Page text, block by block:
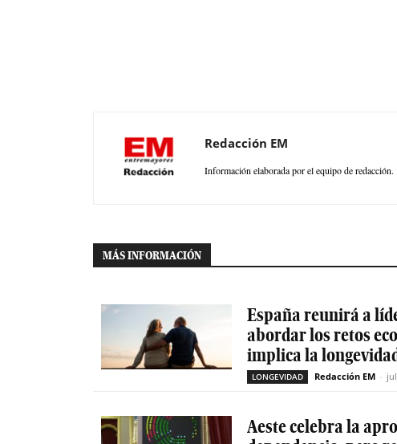
Redacción EM
Información elaborada por el equipo de redacción.
MÁS INFORMACIÓN
España reunirá a
abordar los retos
implica la
LONGEVIDAD Redacción EM -
Aeste celebra la